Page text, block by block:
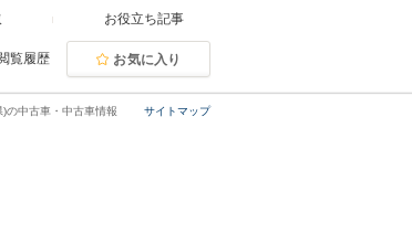
お役立ち記事
覧履歴 お気に入り
サイトマップ
の中古車・中古車情報